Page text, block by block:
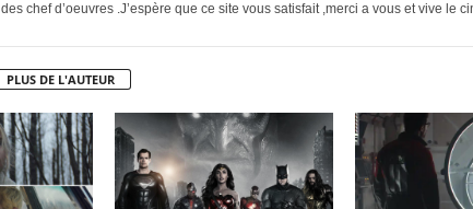
des chef d’oeuvres .J’espère que ce site vous satisfait ,merci a vous et vive le
PLUS DE L'AUTEUR